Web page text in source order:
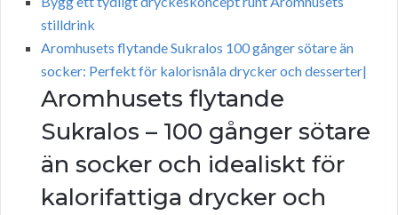
stilldrink
Aromhusets flytande Sukralos 100 gånger sötare än
socker: Perfekt för kalorisnåla drycker och desserter|
Aromhusets flytande
Sukralos – 100 gånger sötare
än socker och idealiskt för
kalorifattiga drycker och